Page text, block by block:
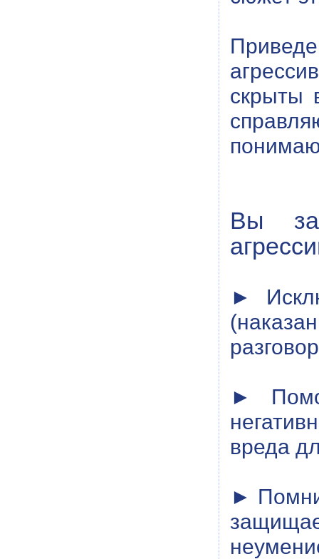
скрыты
Вы
►
►
вреда
►